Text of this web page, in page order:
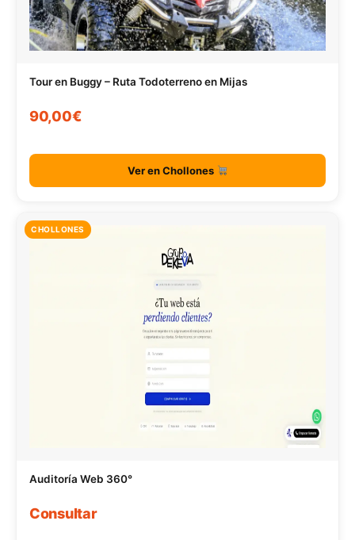
Tour en Buggy – Ruta Todoterreno en Mijas
90,00€
Ver en Chollones
CHOLLONES
Auditoría Web 360°
Consultar